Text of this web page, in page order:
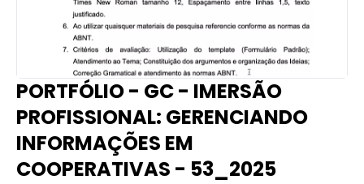
PORTFÓLIO - GC - IMERSÃO
PROFISSIONAL: GERENCIANDO
INFORMAÇÕES EM
COOPERATIVAS - 53_2025